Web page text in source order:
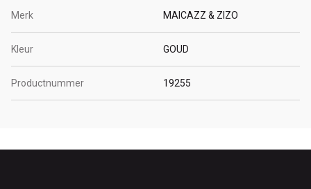
Merk MAICAZZ & ZIZO
Kleur GOUD
Productnummer 19255